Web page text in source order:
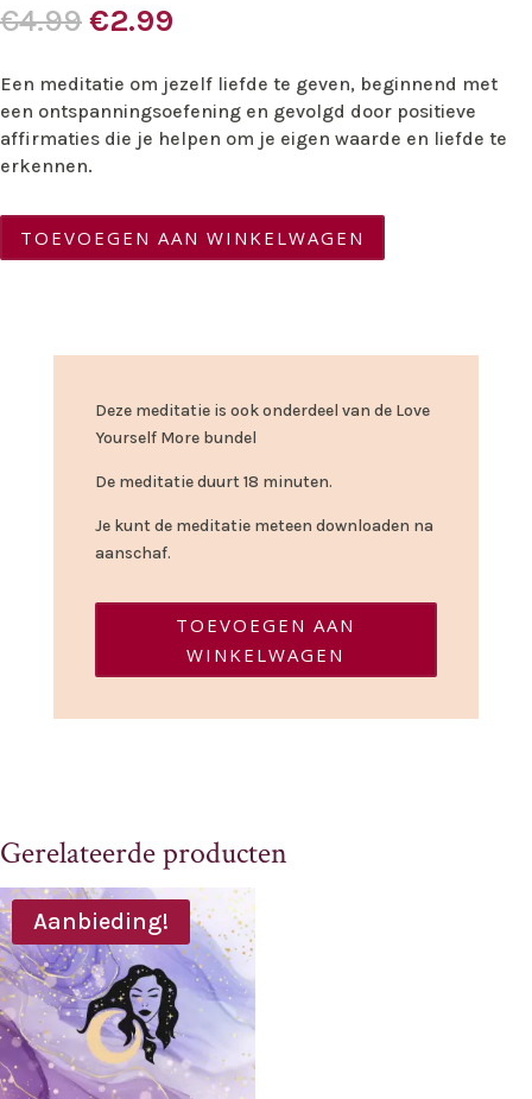
€4.99Oorspronkelijke
was:
€4.99.
€2.99
is:
€2.99.
Een meditatie om jezelf liefde te geven, beginnend met
een ontspanningsoefening en gevolgd door positieve
affirmaties die je helpen om je eigen waarde en liefde te
erkennen.
TOEVOEGEN AAN WINKELWAGEN
Deze meditatie is ook onderdeel van de Love
Yourself More bundel
De meditatie duurt 18 minuten.
Je kunt de meditatie meteen downloaden na
aanschaf.
TOEVOEGEN AAN
WINKELWAGEN
Gerelateerde producten
Aanbieding!